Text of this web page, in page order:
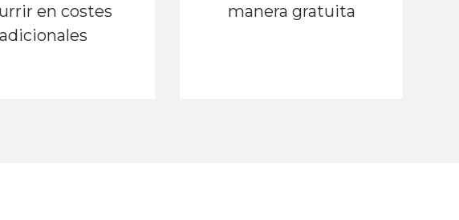
en costes
adicionales
manera gratuita